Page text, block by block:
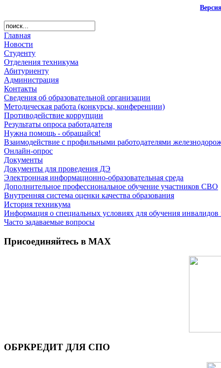
Главная
Новости
Студенту
Отделения техникума
Абитуриенту
Администрация
Контакты
Сведения об образовательной организации
Методическая работа (конкурсы, конференции)
Противодействие коррупции
Результаты опроса работадателя
Нужна помощь - обращайся!
Взаимодействие с профильными работодателями
Онлайн-опрос
Документы
Документы для проведения ДЭ
Электронная информационно-образовательная среда
Дополнительное профессиональное обучение участников СВО
Внутренняя система оценки качества образования
История техникума
Информация о специальных условиях для обучения
Часто задаваемые вопросы
Присоединяйтесь в MAX
ОБРКРЕДИТ ДЛЯ СПО